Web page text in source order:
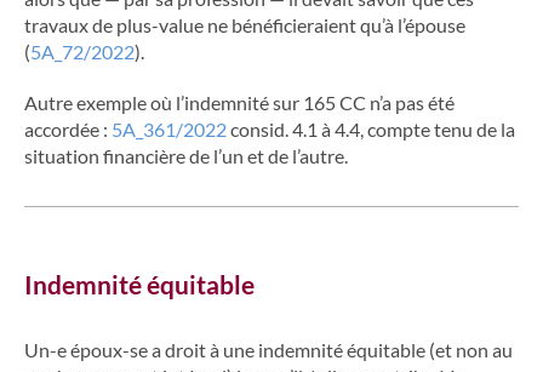
travaux de plus-value ne bénéficieraient qu’à l’épouse
(5A_72/2022).
Autre exemple où l’indemnité sur 165 CC n’a pas été
accordée : 5A_361/2022consid. 4.1 à 4.4, compte tenu de la
situation financière de l’un et de l’autre.
Indemnité équitable
Un-e époux-se a droit à une indemnité équitable (et non au